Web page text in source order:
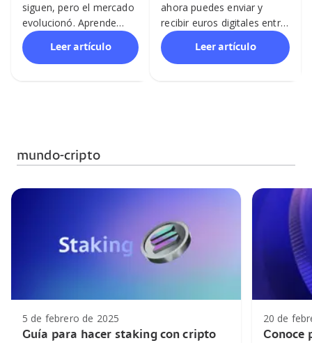
siguen, pero el mercado
evolucionó. Aprende
cómo viene cambiando
su comportamiento y
Leer artículo
ahora puedes enviar y
recibir euros digitales entre
cuentas bancarias en
Europa de forma fácil y
Leer artículo
mundo-cripto
5 de febrero de 2025
Guía para hacer staking con cripto
20 de
Conoce